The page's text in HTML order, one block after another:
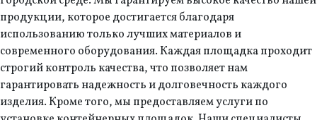
продукции, которое достигается благодаря
использованию только лучших материалов и
современного оборудования. Каждая площадка проходит
строгий контроль качества, что позволяет нам
гарантировать надежность и долговечность каждого
изделия. Кроме того, мы предоставляем услуги по